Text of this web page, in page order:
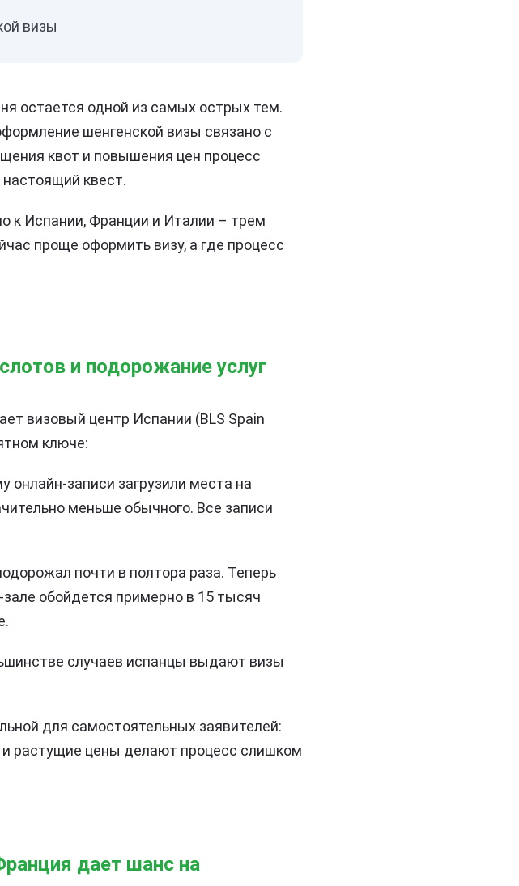
визы
остается одной из самых острых тем.
шенгенской визы связано с
квот и повышения цен процесс
квест.
к Испании, Франции и Италии – трем
проще оформить визу, а где процесс
и подорожание услуг
визовый центр Испании (BLS Spain
ключе:
онлайн-записи загрузили места на
меньше обычного. Все записи
почти в полтора раза. Теперь
обойдется примерно в 15 тысяч
случаев испанцы выдают визы
для самостоятельных заявителей:
и растущие цены делают процесс слишком
дает шанс на